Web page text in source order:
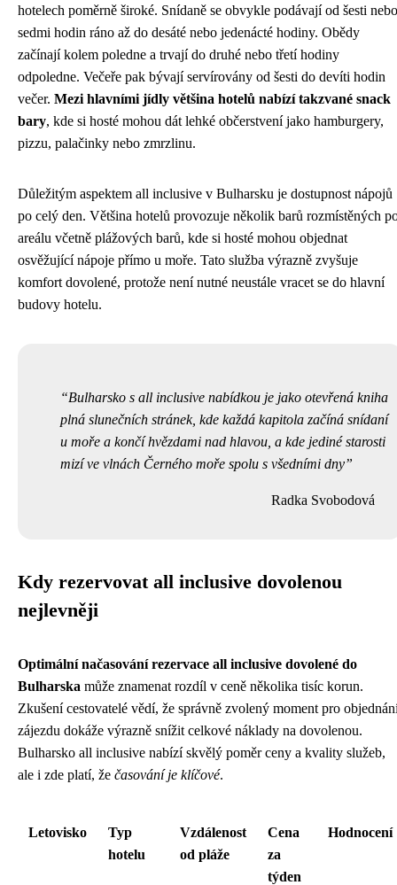
hotelech poměrně široké. Snídaně se obvykle podávají od šesti nebo
sedmi hodin ráno až do desáté nebo jedenácté hodiny. Obědy
začínají kolem poledne a trvají do druhé nebo třetí hodiny
odpoledne. Večeře pak bývají servírovány od šesti do devíti hodin
večer. Mezi hlavními jídly většina hotelů nabízí takzvané snack
bary, kde si hosté mohou dát lehké občerstvení jako hamburgery,
pizzu, palačinky nebo zmrzlinu.
Důležitým aspektem all inclusive v Bulharsku je dostupnost nápojů
po celý den. Většina hotelů provozuje několik barů rozmístěných
areálu včetně plážových barů, kde si hosté mohou objednat
osvěžující nápoje přímo u moře. Tato služba výrazně zvyšuje
komfort dovolené, protože není nutné neustále vracet se do hlavní
budovy hotelu.
Bulharsko s all inclusive nabídkou je jako otevřená kniha
plná slunečních stránek, kde každá kapitola začíná snídaní
u moře a končí hvězdami nad hlavou, a kde jediné starosti
mizí ve vlnách Černého moře spolu s všedními dny
Radka Svobodová
Kdy rezervovat all inclusive dovolenou
nejlevněji
Optimální načasování rezervace all inclusive dovolené do
Bulharska může znamenat rozdíl v ceně několika tisíc korun.
Zkušení cestovatelé vědí, že správně zvolený moment pro
zájezdu dokáže výrazně snížit celkové náklady na dovolenou.
Bulharsko all inclusive nabízí skvělý poměr ceny a kvality služeb,
ale i zde platí, že časování je klíčové.
Letovisko
Typ
hotelu
Vzdálenost
od pláže
Cena
za
týden
Hodnocení